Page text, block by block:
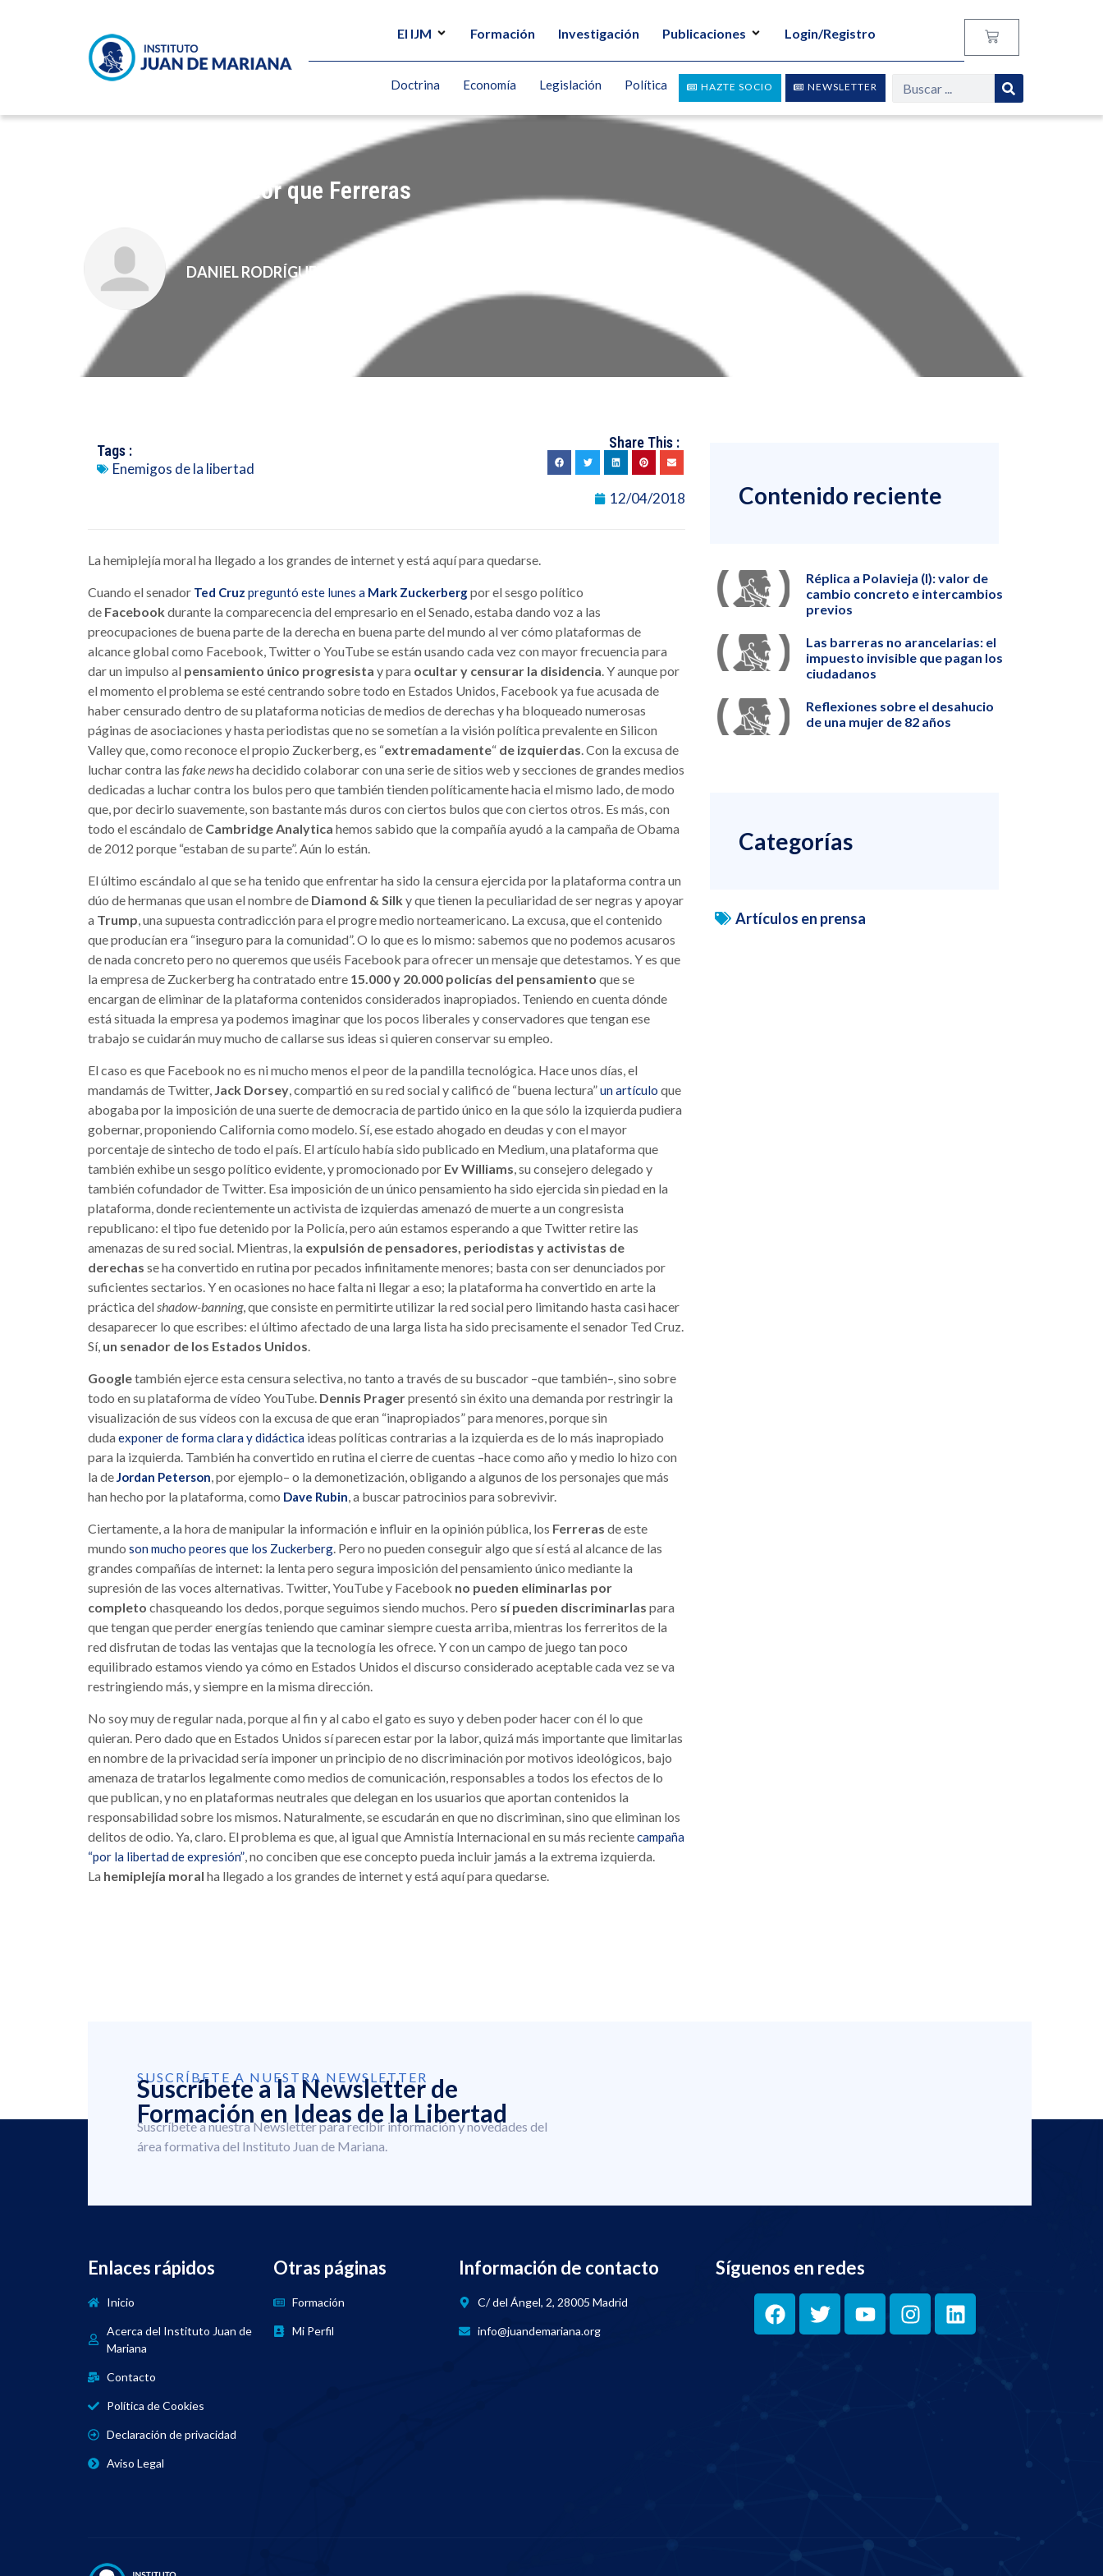
El IJM Formación Investigación Publicaciones Login/Registro
NEWSLETTER
HAZTE SOCIO
Doctrina Economía Legislación Política
Facebook sí es peor que Ferreras
DANIEL RODRÍGUEZ HERRERA
Tags :
Enemigos de la libertad
Share This :
12/04/2018
La hemiplejía moral ha llegado a los grandes de internet y está aquí para quedarse.
Cuando el senador Ted Cruz preguntó este lunes a Mark Zuckerbergpor el sesgo político
de Facebook durante la comparecencia del empresario en el Senado, estaba dando voz a las
preocupaciones de buena parte de la derecha en buena parte del mundo al ver cómo plataformas de
alcance global como Facebook, Twitter o YouTube se están usando cada vez con mayor frecuencia para
dar un impulso al pensamiento único progresista y para ocultar y censurar la disidencia. Y aunque por
el momento el problema se esté centrando sobre todo en Estados Unidos, Facebook ya fue acusada de
haber censurado dentro de su plataforma noticias de medios de derechas y ha bloqueado numerosas
páginas de asociaciones y hasta periodistas que no se sometían a la visión política prevalente en Silicon
Valley que, como reconoce el propio Zuckerberg, es “extremadamente“ de izquierdas. Con la excusa de
luchar contra las fake newsha decidido colaborar con una serie de sitios web y secciones de grandes medios
dedicadas a luchar contra los bulos pero que también tienden políticamente hacia el mismo lado, de modo
que, por decirlo suavemente, son bastante más duros con ciertos bulos que con ciertos otros. Es más, con
todo el escándalo de Cambridge Analytica hemos sabido que la compañía ayudó a la campaña de Obama
de 2012 porque “estaban de su parte”. Aún lo están.
El último escándalo al que se ha tenido que enfrentar ha sido la censura ejercida por la plataforma contra un
dúo de hermanas que usan el nombre de Diamond & Silk y que tienen la peculiaridad de ser negras y apoyar
a Trump, una supuesta contradicción para el progre medio norteamericano. La excusa, que el contenido
que producían era “inseguro para la comunidad”. O lo que es lo mismo: sabemos que no podemos acusaros
de nada concreto pero no queremos que uséis Facebook para ofrecer un mensaje que detestamos. Y es que
la empresa de Zuckerberg ha contratado entre 15.000 y 20.000 policías del pensamiento que se
encargan de eliminar de la plataforma contenidos considerados inapropiados. Teniendo en cuenta dónde
está situada la empresa ya podemos imaginar que los pocos liberales y conservadores que tengan ese
trabajo se cuidarán muy mucho de callarse sus ideas si quieren conservar su empleo.
El caso es que Facebook no es ni mucho menos el peor de la pandilla tecnológica. Hace unos días, el
mandamás de Twitter, Jack Dorsey, compartió en su red social y calificó de “buena lectura”un artículo que
abogaba por la imposición de una suerte de democracia de partido único en la que sólo la izquierda pudiera
gobernar, proponiendo California como modelo. Sí, ese estado ahogado en deudas y con el mayor
porcentaje de sintecho de todo el país. El artículo había sido publicado en Medium, una plataforma que
también exhibe un sesgo político evidente, y promocionado por Ev Williams, su consejero delegado y
también cofundador de Twitter. Esa imposición de un único pensamiento ha sido ejercida sin piedad en la
plataforma, donde recientemente un activista de izquierdas amenazó de muerte a un congresista
republicano: el tipo fue detenido por la Policía, pero aún estamos esperando a que Twitter retire las
amenazas de su red social. Mientras, la expulsión de pensadores, periodistas y activistas de
derechas se ha convertido en rutina por pecados infinitamente menores; basta con ser denunciados por
suficientes sectarios. Y en ocasiones no hace falta ni llegar a eso; la plataforma ha convertido en arte la
práctica delshadow-banning, que consiste en permitirte utilizar la red social pero limitando hasta casi hacer
desaparecer lo que escribes: el último afectado de una larga lista ha sido precisamente el senador Ted Cruz.
Sí, un senador de los Estados Unidos.
Googletambién ejerce esta censura selectiva, no tanto a través de su buscador –que también–, sino sobre
todo en su plataforma de vídeo YouTube. Dennis Pragerpresentó sin éxito una demanda por restringir la
visualización de sus vídeos con la excusa de que eran “inapropiados” para menores, porque sin
dudaexponer de forma clara y didáctica ideas políticas contrarias a la izquierda es de lo más inapropiado
para la izquierda. También ha convertido en rutina el cierre de cuentas –hace como año y medio lo hizo con
la deJordan Peterson, por ejemplo– o la demonetización, obligando a algunos de los personajes que más
han hecho por la plataforma, como Dave Rubin, a buscar patrocinios para sobrevivir.
Ciertamente, a la hora de manipular la información e influir en la opinión pública, los Ferreras de este
mundo son mucho peores que los Zuckerberg. Pero no pueden conseguir algo que sí está al alcance de las
grandes compañías de internet: la lenta pero segura imposición del pensamiento único mediante la
supresión de las voces alternativas. Twitter, YouTube y Facebook no pueden eliminarlas por
completo chasqueando los dedos, porque seguimos siendo muchos. Pero sí pueden discriminarlas para
que tengan que perder energías teniendo que caminar siempre cuesta arriba, mientras los ferreritos de la
red disfrutan de todas las ventajas que la tecnología les ofrece. Y con un campo de juego tan poco
equilibrado estamos viendo ya cómo en Estados Unidos el discurso considerado aceptable cada vez se va
restringiendo más, y siempre en la misma dirección.
No soy muy de regular nada, porque al fin y al cabo el gato es suyo y deben poder hacer con él lo que
quieran. Pero dado que en Estados Unidos sí parecen estar por la labor, quizá más importante que limitarlas
en nombre de la privacidad sería imponer un principio de no discriminación por motivos ideológicos, bajo
amenaza de tratarlos legalmente como medios de comunicación, responsables a todos los efectos de lo
que publican, y no en plataformas neutrales que delegan en los usuarios que aportan contenidos la
responsabilidad sobre los mismos. Naturalmente, se escudarán en que no discriminan, sino que eliminan los
delitos de odio. Ya, claro. El problema es que, al igual que Amnistía Internacional en su más recientecampaña
“por la libertad de expresión”, no conciben que ese concepto pueda incluir jamás a la extrema izquierda.
La hemiplejía moral ha llegado a los grandes de internet y está aquí para quedarse.
Contenido reciente
Réplica a Polavieja (I): valor de
cambio concreto e intercambios
previos
Las barreras no arancelarias: el
impuesto invisible que pagan los
ciudadanos
Reflexiones sobre el desahucio
de una mujer de 82 años
Categorías
Artículos en prensa
SUSCRÍBETE A NUESTRA NEWSLETTER
Suscríbete a la Newsletter de
Formación en Ideas de la Libertad
Suscríbete a nuestra Newsletter para recibir información y novedades del
área formativa del Instituto Juan de Mariana.
Enlaces rápidos
Inicio
Acerca del Instituto Juan de
Mariana
Contacto
Política de Cookies
Declaración de privacidad
Aviso Legal
Otras páginas
Formación
Mi Perfil
Información de contacto
C/ del Ángel, 2, 28005 Madrid
info@juandemariana.org
Síguenos en redes